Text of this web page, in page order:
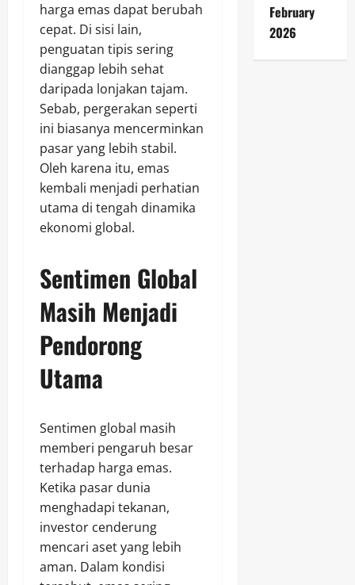
harga emas dapat berubah
cepat. Di sisi lain,
penguatan tipis sering
dianggap lebih sehat
daripada lonjakan tajam.
Sebab, pergerakan seperti
ini biasanya mencerminkan
pasar yang lebih stabil.
Oleh karena itu, emas
kembali menjadi perhatian
utama di tengah dinamika
ekonomi global.
Sentimen Global
Masih Menjadi
Pendorong
Utama
Sentimen global masih
memberi pengaruh besar
terhadap harga emas.
Ketika pasar dunia
menghadapi tekanan,
investor cenderung
mencari aset yang lebih
aman. Dalam kondisi
February
2026